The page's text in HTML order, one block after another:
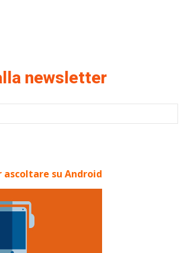
newsletter
ascoltare su Android